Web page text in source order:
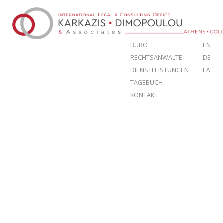
EN
DE
ΕΛ
BÜRO
RECHTSANWÄLTE
DIENSTLEISTUNGEN
TAGEBUCH
KONTAKT